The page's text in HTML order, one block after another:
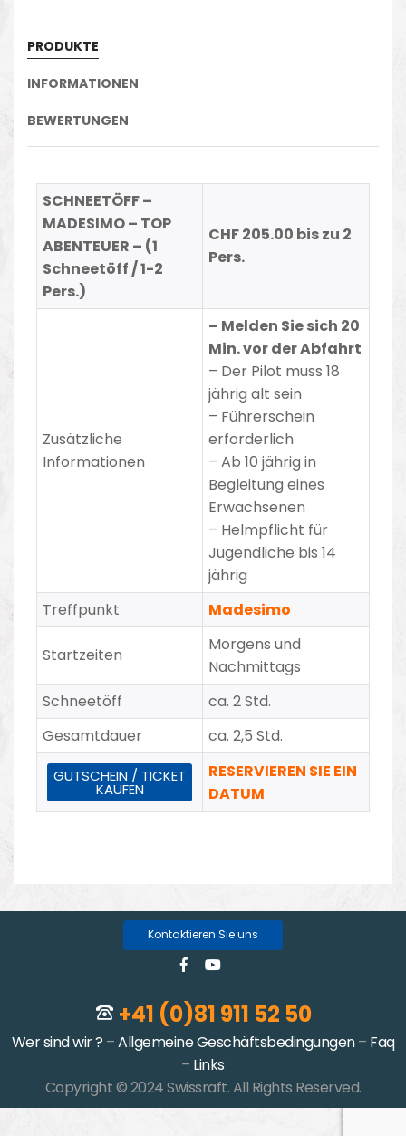
PRODUKTE
INFORMATIONEN
BEWERTUNGEN
SCHNEETÖFF –
MADESIMO – TOP
ABENTEUER – (1
Schneetöff / 1-2
Pers.)
CHF 205.00 bis zu 2
Pers.
Zusätzliche
Informationen
– Melden Sie sich 20
Min. vor der Abfahrt
– Der Pilot muss 18
jährig alt sein
– Führerschein
erforderlich
– Ab 10 jährig in
Begleitung eines
Erwachsenen
– Helmpflicht für
Jugendliche bis 14
jährig
Treffpunkt
Madesimo
Startzeiten
Morgens und
Nachmittags
Schneetöff
ca. 2 Std.
Gesamtdauer
ca. 2,5 Std.
GUTSCHEIN / TICKET
KAUFEN
RESERVIEREN SIE EIN
DATUM
Kontaktieren Sie uns
+41 (0)81 911 52 50
Wer sind wir ? –Allgemeine Geschäftsbedingungen– Faq
– Links
Copyright © 2024 Swissraft. All Rights Reserved.